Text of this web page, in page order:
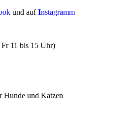
und aufInstagramm
11 bis 15 Uhr)
Hunde und Katzen